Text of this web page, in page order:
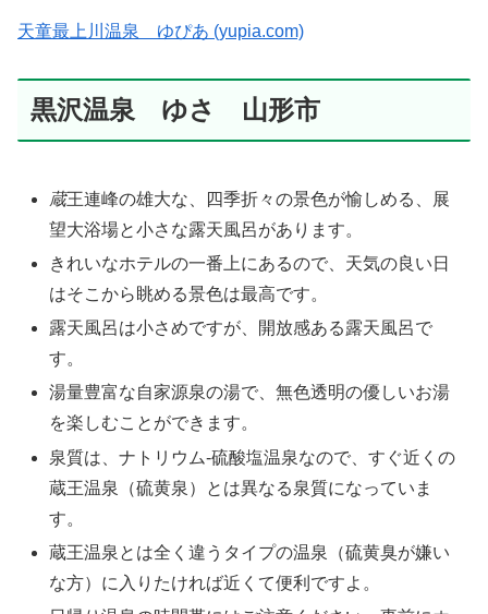
天童最上川温泉 ゆぴあ (yupia.com)
黒沢温泉 ゆさ 山形市
蔵王連峰の雄大な、四季折々の景色が愉しめる、展
望大浴場と小さな露天風呂があります。
きれいなホテルの一番上にあるので、天気の良い日
はそこから眺める景色は最高です。
露天風呂は小さめですが、開放感ある露天風呂で
す。
湯量豊富な自家源泉の湯で、無色透明の優しいお湯
を楽しむことができます。
泉質は、ナトリウム-硫酸塩温泉なので、すぐ近くの
蔵王温泉（硫黄泉）とは異なる泉質になっていま
す。
蔵王温泉とは全く違うタイプの温泉（硫黄臭が嫌い
な方）に入りたければ近くて便利ですよ。